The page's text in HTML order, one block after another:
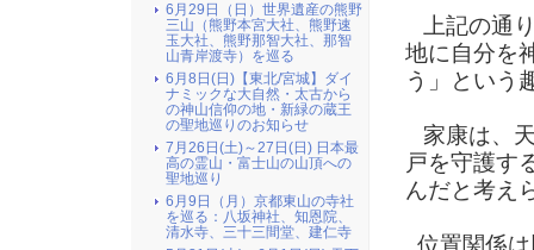
上記の通
地に自分を
う」という
家康は、
戸を守護す
んだと考え
位置関係
6月29日（日）世界遺産の熊野
三山（熊野本宮大社、熊野速
玉大社、熊野那智大社、那智
山青岸渡寺）を巡る
6月8日(日)【東北/宮城】ダイ
ナミックな大自然・太古から
の神山信仰の地・新緑の蔵王
の聖地巡りのお知らせ
7月26日(土)～27日(日) 日本最
高の霊山・富士山の山頂への
聖地巡り
6月9日（月）京都東山の寺社
を巡る：八坂神社、知恩院、
清水寺、三十三間堂、建仁寺